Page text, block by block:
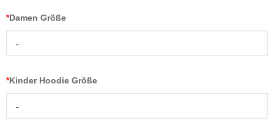
*Damen Größe
-
*Kinder Hoodie Größe
-